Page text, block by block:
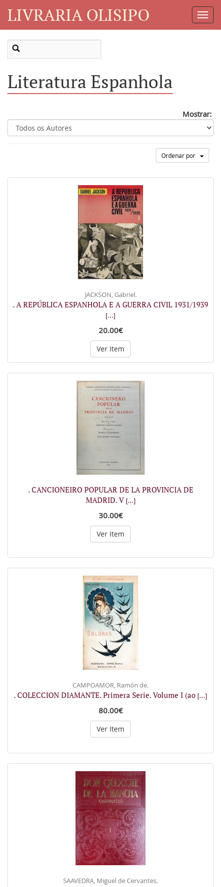
LIVRARIA OLISIPO
Literatura Espanhola
Mostrar:
Ordenar por
JACKSON, Gabriel.
. A REPÚBLICA ESPANHOLA E A GUERRA CIVIL 1931/1939
[...]
20.00€
Ver Item
. CANCIONEIRO POPULAR DE LA PROVINCIA DE
MADRID. V [...]
30.00€
Ver Item
CAMPOAMOR, Ramón de.
. COLECCION DIAMANTE. Primera Serie. Volume I (ao [...]
80.00€
Ver Item
SAAVEDRA, Miguel de Cervantes.